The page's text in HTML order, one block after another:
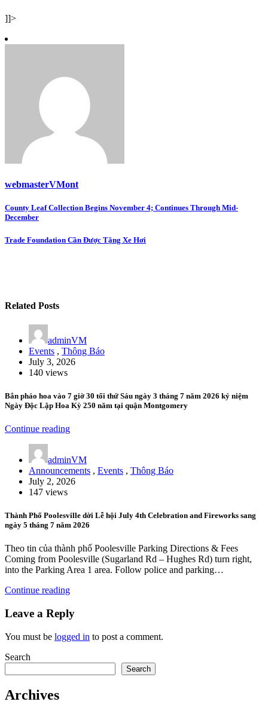
]]>
webmasterVMont
Post
navigation
County Leaf Collection Begins November 4; Continues Through Mid-
December
Trade Foundation Cần Được Tặng Xe Hơi
Related Posts
adminVM
Events , Thông Báo
July 3, 2026
140 views
Bắn pháo hoa vào 7 giờ 30 tối thứ Sáu ngày 3 tháng 7 năm 2026 kỷ niệm
Ngày Độc Lập Hoa Kỳ 250 năm tại quận Montgomery
Continue reading
adminVM
Announcements , Events , Thông Báo
July 2, 2026
147 views
Thành Phố Poolesville dời Lễ hội July 4th Celebration and Fireworks sang
ngày 5 tháng 7 năm 2026
Theo tin của thành phố Poolesville Parking Directions & Fees
Coming from Poolesville (Sugarland Rd – Hughes Rd) turn right,
into the Parking Area 1 area. Follow police and parking…
Continue reading
Leave a Reply
You must be logged in to post a comment.
Search
Search
Archives